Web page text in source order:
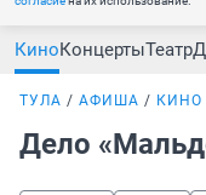
КиноКонцертыТеатр
ТУЛА АФИША КИНО
Дело